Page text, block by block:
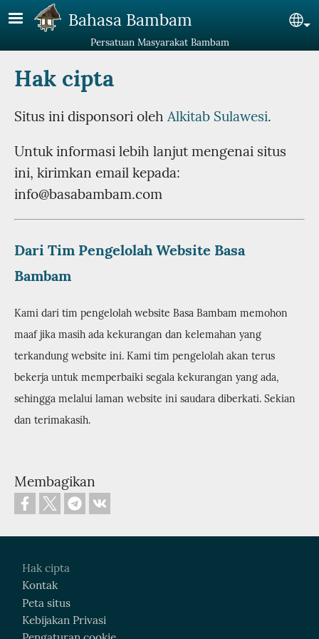
Lompat ke isi utamaBahasa Bambam
Persatuan Masyarakat Bambam
Hak cipta
Situs ini disponsori oleh Alkitab Sulawesi.
Untuk informasi lebih lanjut mengenai situs
ini, kirimkan email kepada:
info@basabambam.com
Dari Tim Pengelolah Website Basa
Bambam
Kami dari tim pengelolah website Basa Bambam memohon
maaf jika masih ada kekurangan dan kelemahan yang
terkandung website ini. Kami tim pengelolah akan terus
bekerja untuk memperbaiki segala kekurangan yang ada,
sehingga melalui laman website ini saudara diberkati. Sekian
dan terimakasih.
Membagikan
Hak cipta
Kontak
Peta situs
Kebijakan Privasi